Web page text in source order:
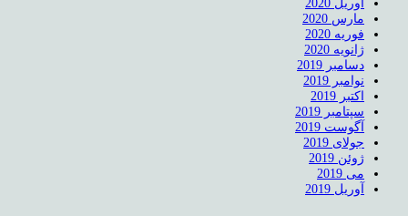
آوریل 2020
مارس 2020
فوریه 2020
ژانویه 2020
دسامبر 2019
نوامبر 2019
اکتبر 2019
سپتامبر 2019
آگوست 2019
جولای 2019
ژوئن 2019
می 2019
آوریل 2019